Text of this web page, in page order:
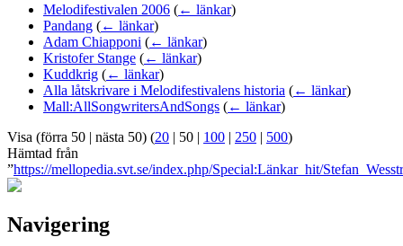
Melodifestivalen 2006 (← länkar)
Pandang (← länkar)
Adam Chiapponi (← länkar)
Kristofer Stange (← länkar)
Kuddkrig (← länkar)
Alla låtskrivare i Melodifestivalens historia (← länkar)
Mall:AllSongwritersAndSongs (← länkar)
Visa (förra 50 | nästa 50) (20 | 50 | 100 | 250 | 500)
Hämtad från
”https://mellopedia.svt.se/index.php/Special:Länkar_hit/
Navigering